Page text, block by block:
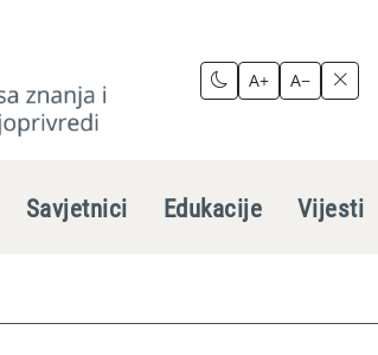
A+ A−
Savjetnici Edukacije Vijesti